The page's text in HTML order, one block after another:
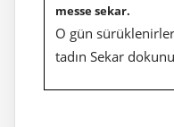
messe sekar.
O gün sürüklenirler
tadın Sekar